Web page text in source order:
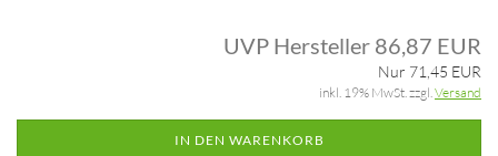
UVP Hersteller 86,87 EUR
Nur 71,45 EUR
inkl. 19% MwSt. zzgl.Versand
IN DEN WARENKORB